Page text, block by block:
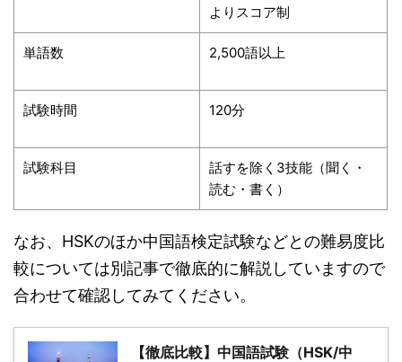
よりスコア制
単語数 2,500語以上
試験時間 120分
試験科目
話すを除く3技能（聞く・
読む・書く）
なお、HSKのほか中国語検定試験などとの難易度比
較については別記事で徹底的に解説していますので
合わせて確認してみてください。
【徹底比較】中国語試験（HSK/中